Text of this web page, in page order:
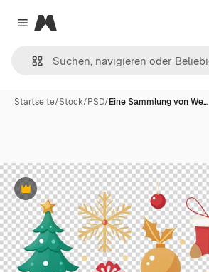
Close menu
Magnific
Startseite/Stock/PSD/Eine Sammlung von We…
Premium